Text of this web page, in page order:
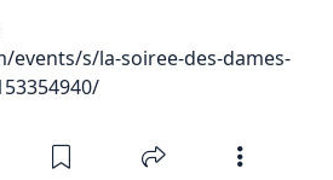
s/la-soiree-des-dames-